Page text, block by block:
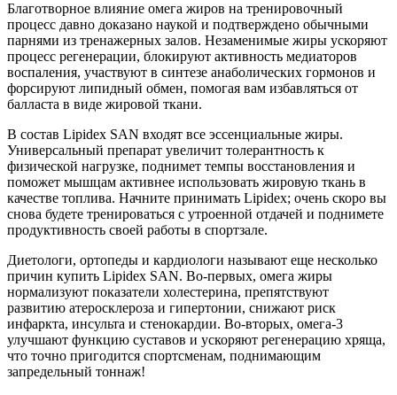
Благотворное влияние омега жиров на тренировочный
процесс давно доказано наукой и подтверждено обычными
парнями из тренажерных залов. Незаменимые жиры ускоряют
процесс регенерации, блокируют активность медиаторов
воспаления, участвуют в синтезе анаболических гормонов и
форсируют липидный обмен, помогая вам избавляться от
балласта в виде жировой ткани.
В состав Lipidex SAN входят все эссенциальные жиры.
Универсальный препарат увеличит толерантность к
физической нагрузке, поднимет темпы восстановления и
поможет мышцам активнее использовать жировую ткань в
качестве топлива. Начните принимать Lipidex; очень скоро вы
снова будете тренироваться с утроенной отдачей и поднимете
продуктивность своей работы в спортзале.
Диетологи, ортопеды и кардиологи называют еще несколько
причин купить Lipidex SAN. Во-первых, омега жиры
нормализуют показатели холестерина, препятствуют
развитию атеросклероза и гипертонии, снижают риск
инфаркта, инсульта и стенокардии. Во-вторых, омега-3
улучшают функцию суставов и ускоряют регенерацию хряща,
что точно пригодится спортсменам, поднимающим
запредельный тоннаж!